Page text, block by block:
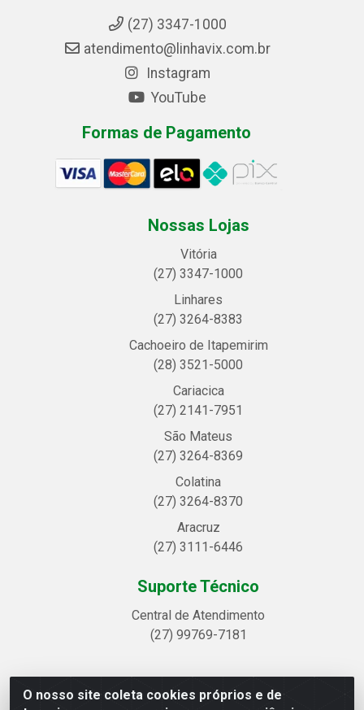
O nosso site coleta cookies próprios e de
(27) 3347-1000
atendimento@linhavix.com.br
Instagram
YouTube
Formas de Pagamento
Nossas Lojas
Vitória
(27) 3347-1000
Linhares
(27) 3264-8383
Cachoeiro de Itapemirim
(28) 3521-5000
Cariacica
(27) 2141-7951
São Mateus
(27) 3264-8369
Colatina
(27) 3264-8370
Aracruz
(27) 3111-6446
Suporte Técnico
Central de Atendimento
(27) 99769-7181
Linhavix Distribuidora LTDA - Avenida Alegre, 2521 -